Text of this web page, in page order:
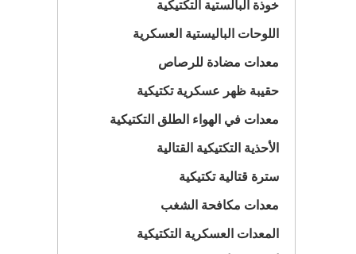
خوذة البالستية التكتيكية
اللوحات الباليستية العسكرية
معدات مضادة للرصاص
حقيبة ظهر عسكرية تكتيكية
معدات في الهواء الطلق التكتيكية
الأحذية التكتيكية القتالية
سترة قتالية تكتيكية
معدات مكافحة الشغب
المعدات العسكرية التكتيكية